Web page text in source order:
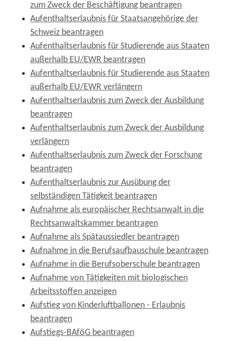
zum Zweck der Beschäftigung beantragen
Aufenthaltserlaubnis für Staatsangehörige der
Schweiz beantragen
Aufenthaltserlaubnis für Studierende aus Staaten
außerhalb EU/EWR beantragen
Aufenthaltserlaubnis für Studierende aus Staaten
außerhalb EU/EWR verlängern
Aufenthaltserlaubnis zum Zweck der Ausbildung
beantragen
Aufenthaltserlaubnis zum Zweck der Ausbildung
verlängern
Aufenthaltserlaubnis zum Zweck der Forschung
beantragen
Aufenthaltserlaubnis zur Ausübung der
selbständigen Tätigkeit beantragen
Aufnahme als europäischer Rechtsanwalt in die
Rechtsanwaltskammer beantragen
Aufnahme als Spätaussiedler beantragen
Aufnahme in die Berufsaufbauschule beantragen
Aufnahme in die Berufsoberschule beantragen
Aufnahme von Tätigkeiten mit biologischen
Arbeitsstoffen anzeigen
Aufstieg von Kinderluftballonen - Erlaubnis
beantragen
Aufstiegs-BAföG beantragen